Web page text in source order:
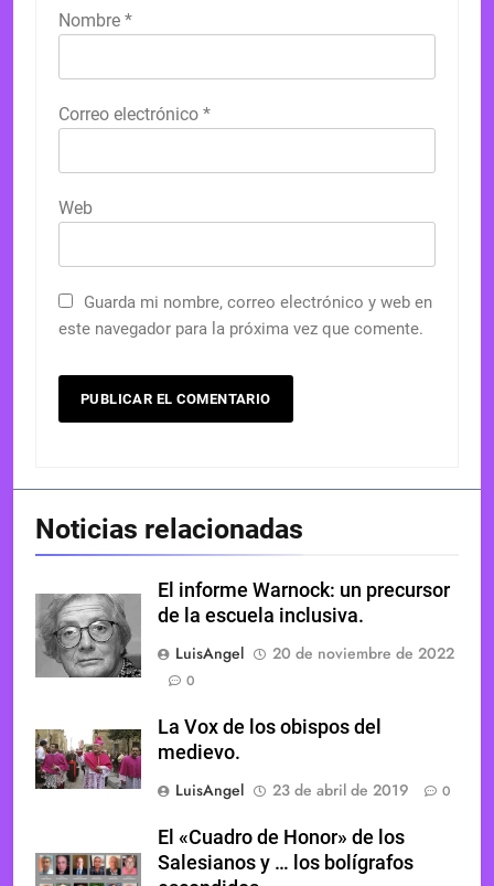
Nombre *
Correo electrónico *
Web
Guarda mi nombre, correo electrónico y web en
este navegador para la próxima vez que comente.
Noticias relacionadas
El informe Warnock: un precursor
de la escuela inclusiva.
LuisAngel
20 de noviembre de 2022
0
La Vox de los obispos del
medievo.
LuisAngel
23 de abril de 2019 0
El «Cuadro de Honor» de los
Salesianos y … los bolígrafos